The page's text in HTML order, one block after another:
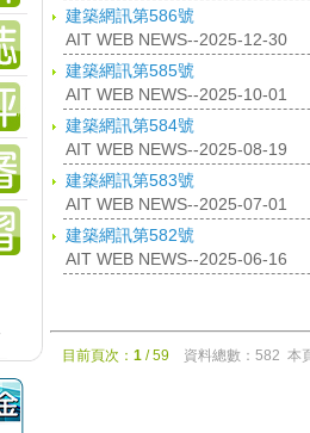
建築網訊第586號
AIT WEB NEWS--2025-12-30
建築網訊第585號
AIT WEB NEWS--2025-10-01
建築網訊第584號
AIT WEB NEWS--2025-08-19
建築網訊第583號
AIT WEB NEWS--2025-07-01
建築網訊第582號
AIT WEB NEWS--2025-06-16
目前頁次： 1 / 59 資料總數：582 本